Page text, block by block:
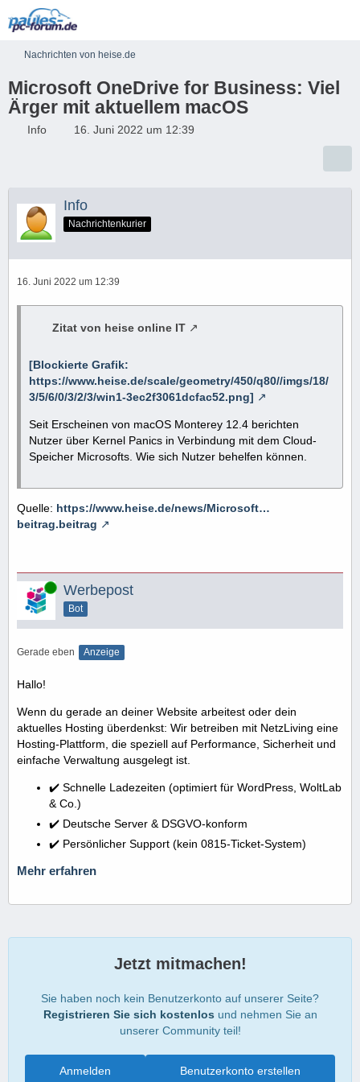
Nachrichten von heise.de
Microsoft OneDrive for Business: Viel
Ärger mit aktuellem macOS
Info 16. Juni 2022 um 12:39
Info
Nachrichtenkurier
16. Juni 2022 um 12:39
Zitat von heise online IT
[Blockierte Grafik:
https://www.heise.de/scale/geometry/450/q80//imgs/18/
3/5/6/0/3/2/3/win1-3ec2f3061dcfac52.png]
Seit Erscheinen von macOS Monterey 12.4 berichten
Nutzer über Kernel Panics in Verbindung mit dem Cloud-
Speicher Microsofts. Wie sich Nutzer behelfen können.
Quelle: https://www.heise.de/news/Microsoft…
beitrag.beitrag
Online Werbepost
Bot
Gerade eben Anzeige
Hallo!
Wenn du gerade an deiner Website arbeitest oder dein
aktuelles Hosting überdenkst: Wir betreiben mit NetzLiving eine
Hosting-Plattform, die speziell auf Performance, Sicherheit und
einfache Verwaltung ausgelegt ist.
✔️ Schnelle Ladezeiten (optimiert für WordPress, WoltLab
& Co.)
✔️ Deutsche Server & DSGVO-konform
✔️ Persönlicher Support (kein 0815-Ticket-System)
Mehr erfahren
Jetzt mitmachen!
Sie haben noch kein Benutzerkonto auf unserer Seite?
Registrieren Sie sich kostenlos und nehmen Sie an
unserer Community teil!
Benutzerkonto erstellen
Anmelden